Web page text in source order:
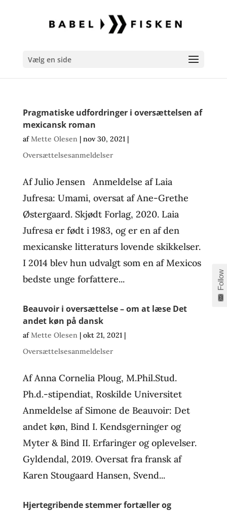
Vælg en side
Pragmatiske udfordringer i oversættelsen af
mexicansk roman
afMette Olesen| nov 30, 2021|
Oversættelsesanmeldelser
Af Julio Jensen Anmeldelse af Laia
Jufresa: Umami, oversat af Ane-Grethe
Østergaard. Skjødt Forlag, 2020. Laia
Jufresa er født i 1983, og er en af den
mexicanske litteraturs lovende skikkelser.
I 2014 blev hun udvalgt som en af Mexicos
bedste unge forfattere...
Beauvoir i oversættelse – om at læse Det
andet køn på dansk
afMette Olesen| okt 21, 2021|
Oversættelsesanmeldelser
Af Anna Cornelia Ploug, M.Phil.Stud.
Ph.d.-stipendiat, Roskilde Universitet
Anmeldelse af Simone de Beauvoir: Det
andet køn, Bind I. Kendsgerninger og
Myter & Bind II. Erfaringer og oplevelser.
Gyldendal, 2019. Oversat fra fransk af
Karen Stougaard Hansen, Svend...
Hjertegribende stemmer fortæller og
Follow